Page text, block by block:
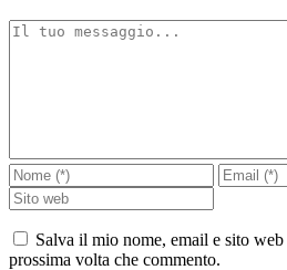
Salva il mio nome, email e sito
prossima volta che commento.